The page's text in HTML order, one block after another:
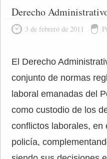
Derecho
3 de febrero de 2011
El Derecho
conjunto de normas
laboral emanadas del
como custodio de los
conflictos laborales, en
policía,